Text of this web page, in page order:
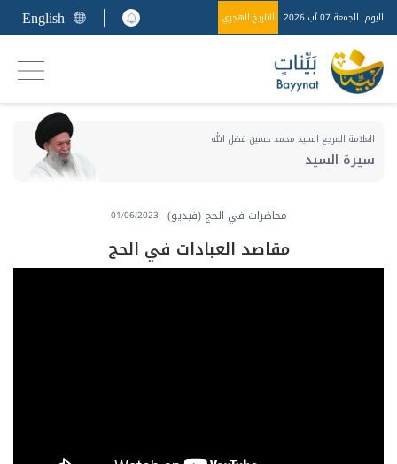
اليوم الجمعة 07 آب 2026 التاريخ الهجري English
العلامة المرجع السيد محمد حسين فضل الله
سيرة السيد
محاضرات في الحج (فيديو) 01/06/2023
مقاصد العبادات في الحج